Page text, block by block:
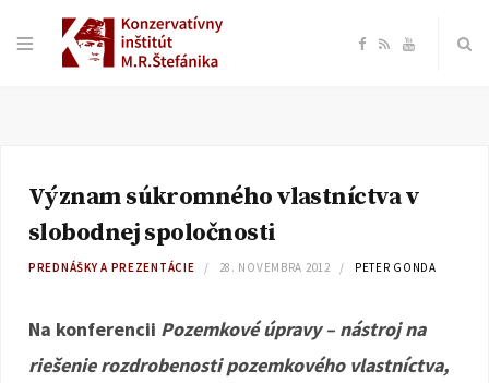
F
e
b
o
R Y
T
u
e
Význam súkromného vlastníctva v
slobodnej spoločnosti
PREDNÁŠKY A PREZENTÁCIE 28. NOVEMBRA 2012 PETER GONDA
Na konferencii Pozemkové úpravy – nástroj na
riešenie rozdrobenosti pozemkového vlastníctva,